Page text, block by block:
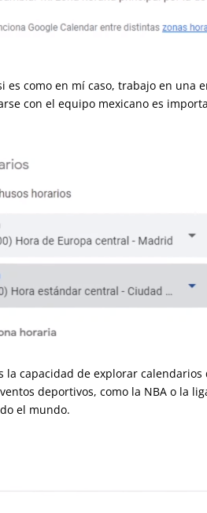
con el equipo mexicano
o eventos deportivos, como la NBA
en todo el mundo.